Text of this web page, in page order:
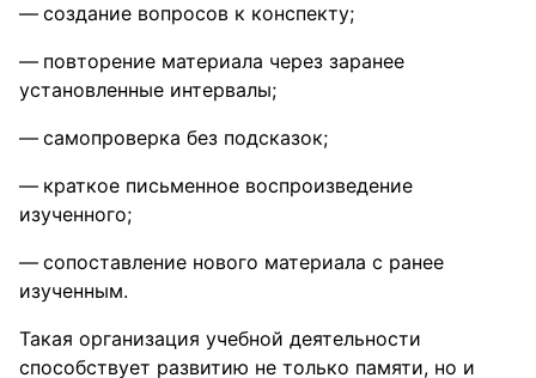
создание вопросов к конспекту;
повторение материала через заранее
установленные интервалы;
самопроверка без подсказок;
краткое письменное воспроизведение
изученного;
сопоставление нового материала с ранее
изученным.
Такая организация учебной деятельности
способствует развитию не только памяти, но и